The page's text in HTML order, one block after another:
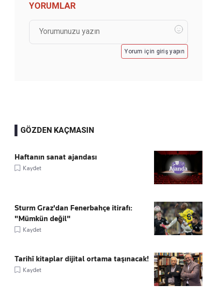
YORUMLAR
Yorum için giriş yapın
GÖZDEN KAÇMASIN
Haftanın sanat ajandası
Kaydet
Sturm Graz'dan Fenerbahçe itirafı:
"Mümkün değil"
Kaydet
Tarihî kitaplar dijital ortama taşınacak!
Kaydet